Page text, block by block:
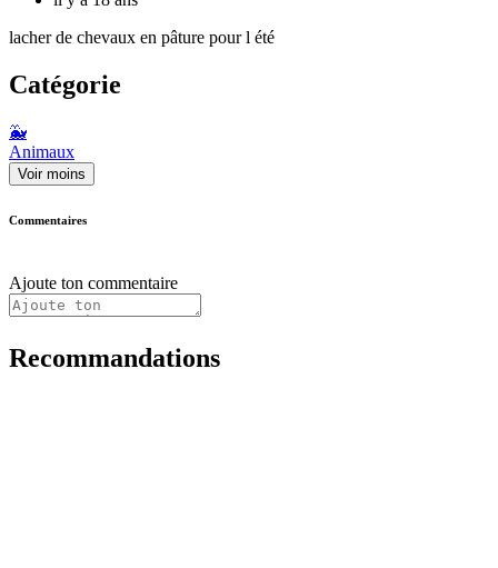
lacher de chevaux en pâture pour l été
Catégorie
🐳
Animaux
Voir moins
Commentaires
Ajoute ton commentaire
Recommandations